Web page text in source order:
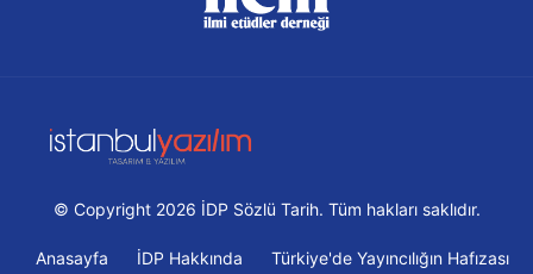
© Copyright 2026 İDP Sözlü Tarih. Tüm hakları saklıdır.
Anasayfa İDP Hakkında
Türkiye'de Yayıncılığın Hafızası